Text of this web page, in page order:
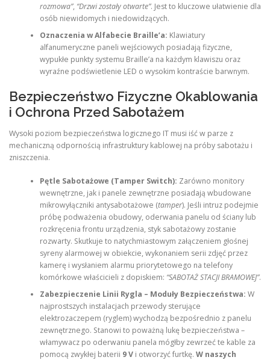
rozmowa”, “Drzwi zostały otwarte”. Jest to kluczowe ułatwienie dla
osób niewidomych i niedowidzących.
Oznaczenia w Alfabecie Braille’a: Klawiatury
alfanumeryczne paneli wejściowych posiadają fizyczne,
wypukłe punkty systemu Braille’a na każdym klawiszu oraz
wyraźne podświetlenie LED o wysokim kontraście barwnym.
Bezpieczeństwo Fizyczne Okablowania
i Ochrona Przed Sabotażem
Wysoki poziom bezpieczeństwa logicznego IT musi iść w parze z
mechaniczną odpornością infrastruktury kablowej na próby sabotażu i
zniszczenia.
Pętle Sabotażowe (Tamper Switch): Zarówno monitory
wewnętrzne, jak i panele zewnętrzne posiadają wbudowane
mikrowyłączniki antysabotażowe (tamper). Jeśli intruz podejmie
próbę podważenia obudowy, oderwania panelu od ściany lub
rozkręcenia frontu urządzenia, styk sabotażowy zostanie
rozwarty. Skutkuje to natychmiastowym załączeniem głośnej
syreny alarmowej w obiekcie, wykonaniem serii zdjęć przez
kamerę i wysłaniem alarmu priorytetowego na telefony
komórkowe właścicieli z dopiskiem: “SABOTAŻ STACJI BRAMOWEJ”.
Zabezpieczenie Linii Rygla – Moduły Bezpieczeństwa: W
najprostszych instalacjach przewody sterujące
elektrozaczepem (ryglem) wychodzą bezpośrednio z panelu
zewnętrznego. Stanowi to poważną lukę bezpieczeństwa –
włamywacz po oderwaniu panela mógłby zewrzeć te kable za
pomocą zwykłej baterii 9 Vi otworzyć furtkę. W naszych